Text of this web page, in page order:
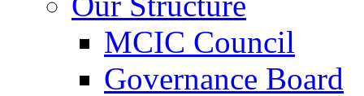
MCIC Council
Governance Board